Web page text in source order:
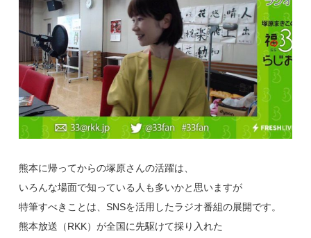
熊本に帰ってからの塚原さんの活躍は、
いろんな場面で知っている人も多いかと思いますが
特筆すべきことは、SNSを活用したラジオ番組の展開です。
熊本放送（RKK）が全国に先駆けて採り入れた